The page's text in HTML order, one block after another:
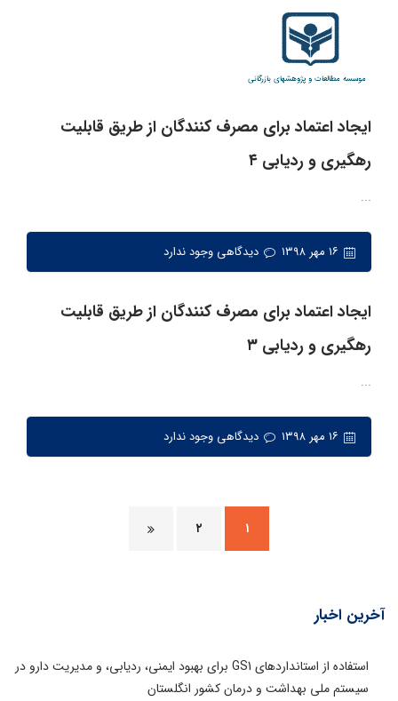
ایجاد اعتماد برای مصرف کنندگان از طریق قابلیت
رهگیری و ردیابی ۴
...
دیدگاهی وجود ندارد
ایجاد اعتماد برای مصرف کنندگان از طریق قابلیت
رهگیری و ردیابی ۳
...
دیدگاهی وجود ندارد
۱ ۲
آخرین اخبار
استفاده از استانداردهای GS1 برای بهبود ایمنی، ردیابی، و مدیریت دارو در
سیستم ملی بهداشت و درمان کشور انگلستان